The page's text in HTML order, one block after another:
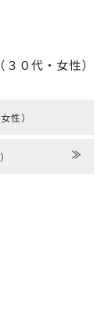
（３０代・女性）
性）
） ≫